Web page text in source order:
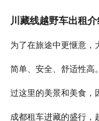
川藏线越野车出租介
为了在旅途中更惬意，
简单、安全、舒适性高
过这里的美景和美食，
成都租车进藏的盛行，